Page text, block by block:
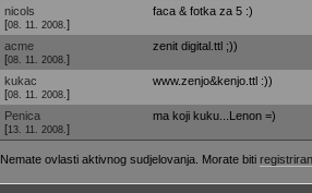
nicols
[08. 11. 2008. ]
faca & fotka za 5 :)
acme
[08. 11. 2008. ]
zenit digital.ttl ;))
kukac
[08. 11. 2008. ]
www.zenjo&kenjo.ttl :))
Penica
[13. 11. 2008. ]
ma koji kuku...Lenon =)
Nemate ovlasti aktivnog sudjelovanja. Morate biti